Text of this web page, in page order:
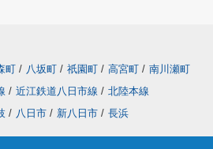
町 / 八坂町 / 祇園町 / 高宮町 / 南川瀬町
/ 近江鉄道八日市線 / 北陸本線
/ 八日市 / 新八日市 / 長浜